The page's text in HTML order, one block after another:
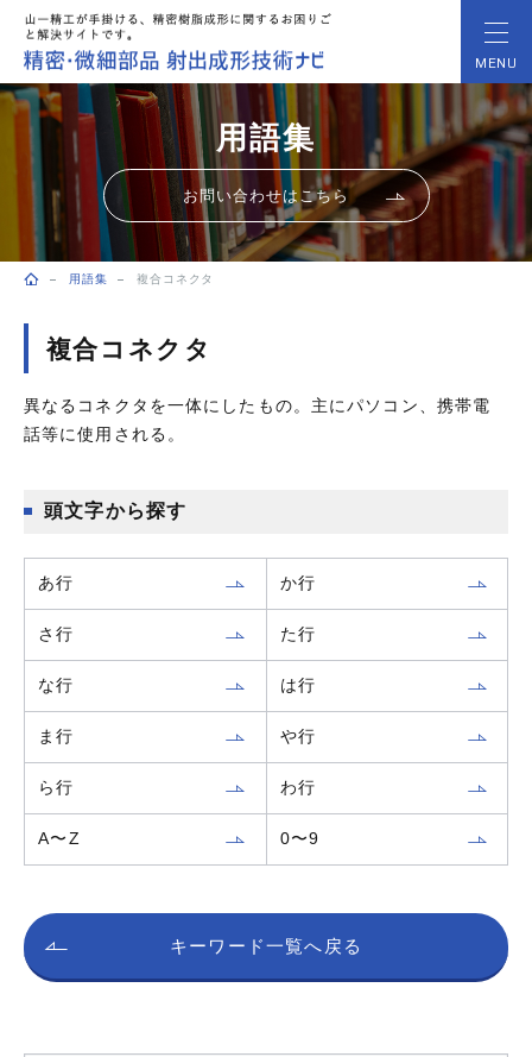
MENU
用語集
お問い合わせはこちら
用語集 複合コネクタ
複合コネクタ
異なるコネクタを一体にしたもの。主にパソコン、携帯電
話等に使用される。
頭文字から探す
あ行 か行
さ行 た行
な行 は行
ま行 や行
ら行 わ行
A〜Z 0〜9
キーワード一覧へ戻る